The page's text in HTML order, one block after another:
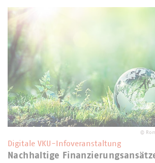
©
Digitale VKU-Infoveranstaltung
Nachhaltige